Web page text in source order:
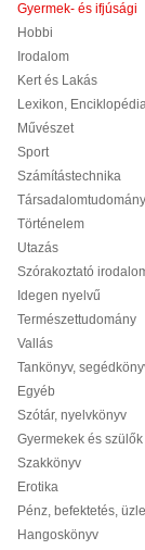
Gyermek- és ifjúsági
Hobbi
Irodalom
Kert és Lakás
Lexikon,
Művészet
Sport
Számítástechnika
Társadalomtudomány
Történelem
Utazás
Szórakoztató
Idegen nyelvű
Természettudomány
Vallás
Tankönyv,
Egyéb
Szótár, nyelvkönyv
Gyermekek és szülők
Szakkönyv
Erotika
Pénz, befektetés,
Hangoskönyv